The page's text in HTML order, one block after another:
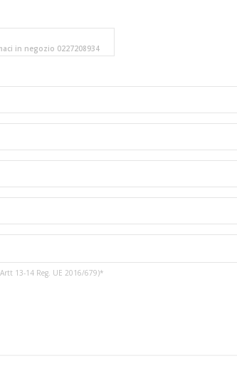
in negozio 0227208934
13-14 Reg. UE 2016/679)*